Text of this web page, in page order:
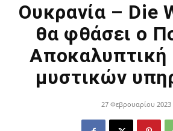
Ουκρανία – Die
θα φθάσει ο
Αποκαλυπτική
μυστικών
27 Φεβρουαρίου 2023